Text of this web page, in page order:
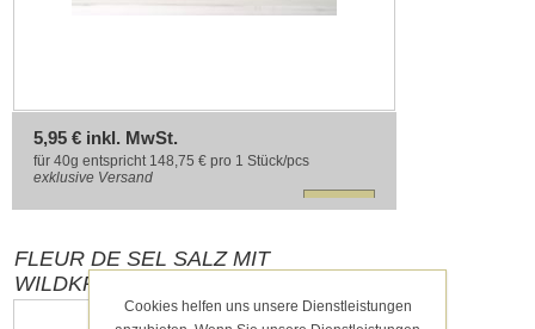
5,95 € inkl. MwSt.
für 40g entspricht 148,75 € pro 1 Stück/pcs
exklusive Versand
FLEUR DE SEL SALZ MIT
WILDKRÄUTERN 160G DELIGREECE
Cookies helfen uns unsere Dienstleistungen